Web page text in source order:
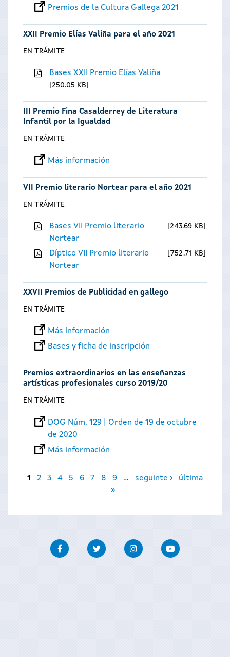
Premios de la Cultura Gallega 2021
XXII Premio Elías Valiña para el año 2021
EN TRÁMITE
Bases XXII Premio Elías Valiña
250.05 KB
III Premio Fina Casalderrey de Literatura
Infantil por la Igualdad
EN TRÁMITE
Más información
VII Premio literario Nortear para el año 2021
EN TRÁMITE
Bases VII Premio literario
Nortear
243.69 KB
Díptico VII Premio literario
Nortear
752.71 KB
XXVII Premios de Publicidad en gallego
EN TRÁMITE
Más información
Bases y ficha de inscripción
Premios extraordinarios en las enseñanzas
artísticas profesionales curso 2019/20
EN TRÁMITE
DOG Núm. 129 | Orden de 19 de octubre
de 2020
Más información
Páginas
1 2 3 4 5 6 7 8 9 … seguinte ›
última
»
FacebookTwitter InstagramYoutube